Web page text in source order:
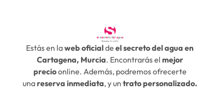
Estás en laweb oficialdeel secreto del agua en
Cartagena, Murcia. Encontrarás el mejor
precioonline. Además, podremos ofrecerte
unareserva inmediata, y un trato personalizado.